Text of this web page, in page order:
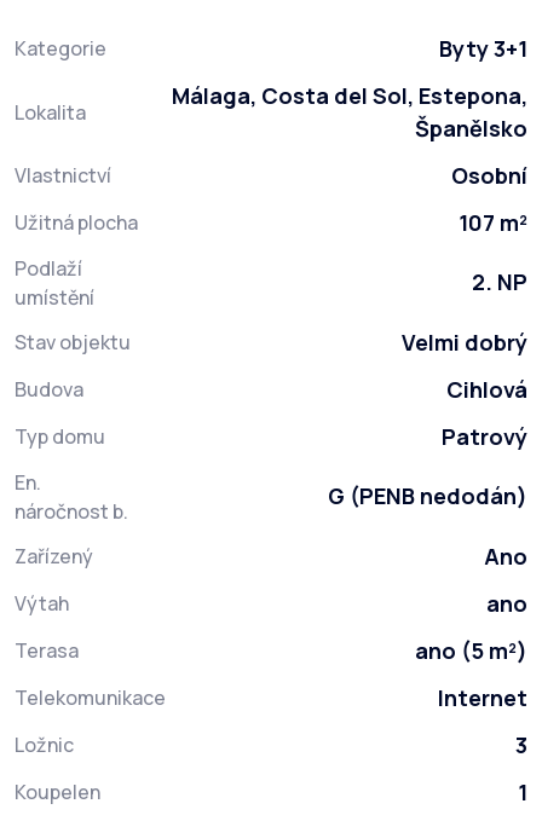
Kategorie Byty 3+1
Lokalita
Málaga, Costa del Sol, Estepona,
Španělsko
Vlastnictví Osobní
Užitná plocha 107 m²
Podlaží
umístění
2. NP
Stav objektu Velmi dobrý
Budova Cihlová
Typ domu Patrový
En.
náročnost b.
G (PENB nedodán)
Zařízený Ano
Výtah ano
Terasa ano (5 m²)
Telekomunikace Internet
Ložnic 3
Koupelen 1